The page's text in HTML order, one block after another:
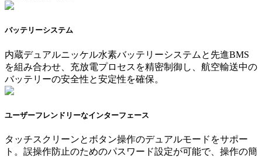
バッテリーシステム
内蔵デュアルニッケル水素バッテリーシステムと先進BMS
を組み合わせ、充放電プロセスを精密制御し、航空輸送中の
バッテリーの安全性と安定性を確保。
ユーザーフレンドリーなインターフェース
タッチスクリーンとボタン操作のデュアルモードをサポー
ト。誤操作防止のためのパスワード設定が可能で、操作の簡